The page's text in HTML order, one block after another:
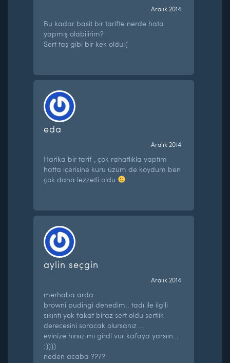
Aralık 2014
Bu kadar basit bir tarifte nerde hata
yapmış olabilirim?
Sert taş gibi bir kek oldu:(
eda
Aralık 2014
Harika bir tarif , çok rahatlıkla yaptım
hatta içerisine kuru üzüm de koydum ben
çok daha lezzetli oldu
aylin seçgin
Aralık 2014
merhaba arda
browni pudingi denedim.. tadı ile ilgili
sıkıntı yok fakat biraz sert oldu sertlik
derecesini soracak olursanız …
evinize hırsız mı girdi vur kafaya yarsıın…
:))))
neden acaba ????